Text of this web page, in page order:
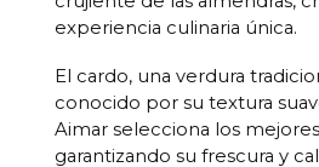
experiencia culinaria única.
El cardo, una verdura
conocido por su textura
Aimar selecciona los
garantizando su frescura y